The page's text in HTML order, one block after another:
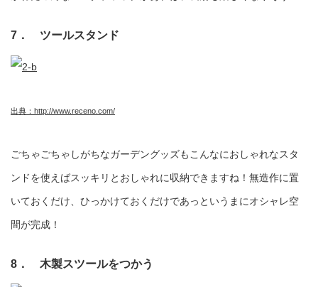
7． ツールスタンド
出典：http://www.receno.com/
ごちゃごちゃしがちなガーデングッズもこんなにおしゃれなスタ
ンドを使えばスッキリとおしゃれに収納できますね！無造作に置
いておくだけ、ひっかけておくだけであっというまにオシャレ空
間が完成！
8． 木製スツールをつかう